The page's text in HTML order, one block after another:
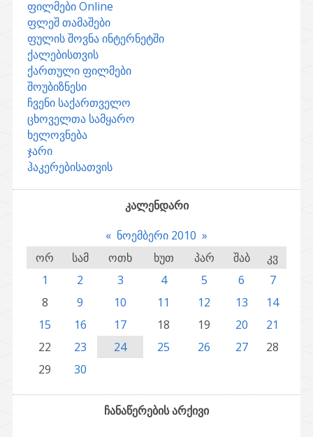
ფილმები Online
ფლეშ თამაშები
ფულის შოვნა ინტერნეტში
ქალებისთვის
ქართული ფილმები
შოუბიზნესი
ჩვენი საქართველო
ცხოველთა სამყარო
ხელოვნება
ჯარი
ჰაკერებისათვის
კალენდარი
« ნოემბერი 2010 »
ორ
სამ ოთხ ხუთ პარ შაბ
კვ
1
2 3 4 5 6
7
8
9 10 11 12 13
14
15
16 17 18 19 20
21
22
23 24 25 26 27
28
29
30
ჩანაწერების არქივი